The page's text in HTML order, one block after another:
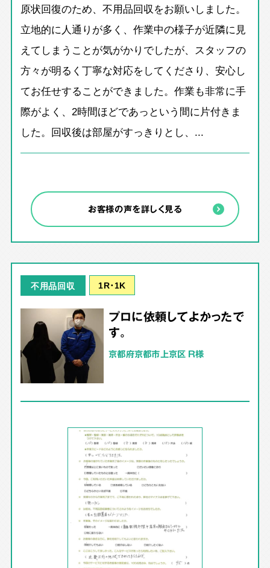
原状回復のため、不用品回収をお願いしました。
立地的に人通りが多く、作業中の様子が近隣に見
えてしまうことが気がかりでしたが、スタッフの
方々が明るく丁寧な対応をしてくださり、安心し
てお任せすることができました。作業も非常に手
際がよく、2時間ほどであっという間に片付きま
した。回収後は部屋がすっきりとし、...
お客様の声を詳しく見る
不用品回収 1R･1K
プロに依頼してよかったで
す。
京都府京都市上京区 R様